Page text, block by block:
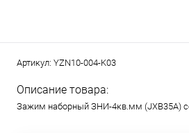
Артикул: YZN10-004-K03
Описание товара:
Зажим наборный ЗНИ-4кв.мм (JXB35А)